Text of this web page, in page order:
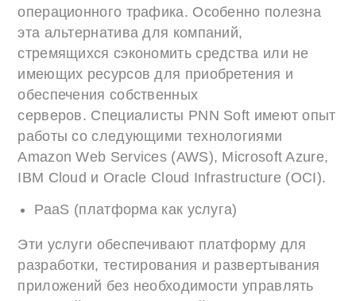
операционного трафика. Особенно полезна
эта альтернатива для компаний,
стремящихся сэкономить средства или не
имеющих ресурсов для приобретения и
обеспечения собственных
серверов. Специалисты PNN Soft имеют опыт
работы со следующими технологиями
Amazon Web Services (AWS), Microsoft Azure,
IBM Cloud и Oracle Cloud Infrastructure (OCI).
PaaS (платформа как услуга)
Эти услуги обеспечивают платформу для
разработки, тестирования и развертывания
приложений без необходимости управлять